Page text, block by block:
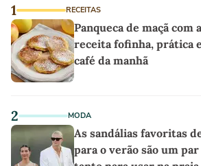
1 RECEITAS
Panqueca de maçã com
receita fofinha, prática
café da manhã
2 MODA
As sandálias favoritas
para o verão são um